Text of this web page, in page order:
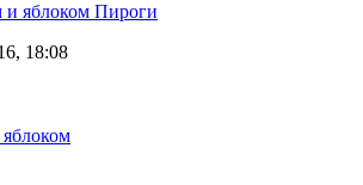
Пироги
18:08